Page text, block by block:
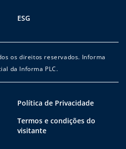
ESG
os direitos reservados. Informa
da Informa PLC.
Política de Privacidade
Termos e condições do
visitante